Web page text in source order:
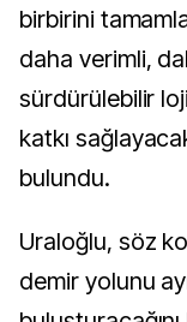
birbirini
daha verimli,
sürdürülebilir
katkı
bulundu.
Uraloğlu, söz
demir yolunu